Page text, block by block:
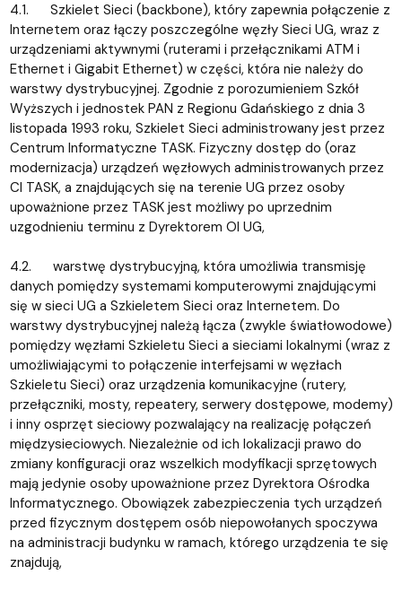
4.1. Szkielet Sieci (backbone), który zapewnia połączenie z
Internetem oraz łączy poszczególne węzły Sieci UG, wraz z
urządzeniami aktywnymi (ruterami i przełącznikami ATM i
Ethernet i Gigabit Ethernet) w części, która nie należy do
warstwy dystrybucyjnej. Zgodnie z porozumieniem Szkół
Wyższych i jednostek PAN z Regionu Gdańskiego z dnia 3
listopada 1993 roku, Szkielet Sieci administrowany jest przez
Centrum Informatyczne TASK. Fizyczny dostęp do (oraz
modernizacja) urządzeń węzłowych administrowanych przez
CI TASK, a znajdujących się na terenie UG przez osoby
upoważnione przez TASK jest możliwy po uprzednim
uzgodnieniu terminu z Dyrektorem OI UG,
4.2. warstwę dystrybucyjną, która umożliwia transmisję
danych pomiędzy systemami komputerowymi znajdującymi
się w sieci UG a Szkieletem Sieci oraz Internetem. Do
warstwy dystrybucyjnej należą łącza (zwykle światłowodowe)
pomiędzy węzłami Szkieletu Sieci a sieciami lokalnymi (wraz z
umożliwiającymi to połączenie interfejsami w węzłach
Szkieletu Sieci) oraz urządzenia komunikacyjne (rutery,
przełączniki, mosty, repeatery, serwery dostępowe, modemy)
i inny osprzęt sieciowy pozwalający na realizację połączeń
międzysieciowych. Niezależnie od ich lokalizacji prawo do
zmiany konfiguracji oraz wszelkich modyfikacji sprzętowych
mają jedynie osoby upoważnione przez Dyrektora Ośrodka
Informatycznego. Obowiązek zabezpieczenia tych urządzeń
przed fizycznym dostępem osób niepowołanych spoczywa
na administracji budynku w ramach, którego urządzenia te się
znajdują,